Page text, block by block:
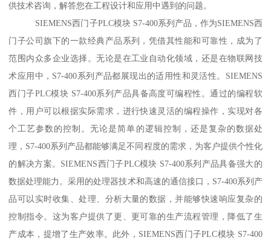
供技术咨询，解答您在工程设计和应用中遇到的问题。
SIEMENS西门子PLC模块 S7-400系列产品，作为SIEMENS西
门子公司旗下的一款经典产品系列，凭借其性能和可靠性，成为了
范围内众多企业选择。无论是在工业自动化领域，还是在物联网技
术应用中，S7-400系列产品都展现出的适用性和灵活性。SIEMENS
西门子PLC模块 S7-400系列产品具备高度可编程性。通过的编程软
件，用户可以根据实际需求，进行快速灵活的编程操作，实现对各
个工艺参数的控制。无论是简单的逻辑控制，还是复杂的数据处
理，S7-400系列产品都能够满足不同程度的需求，为客户提供个性化
的解决方案。SIEMENS西门子PLC模块 S7-400系列产品具备强大的
数据处理能力。采用的处理器技术和高速的通信接口，S7-400系列产
品可以实时收集、处理、分析大量的数据，并能够快速响应复杂的
控制指令。这为客户提供了更、更可靠的生产流程管理，降低了生
产成本，提增了生产效率。此外，SIEMENS西门子PLC模块 S7-400